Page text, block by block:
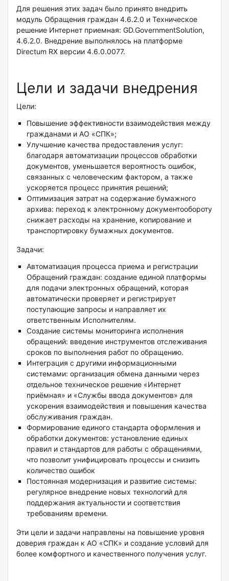
Для решения этих задач было принято внедрить
модуль Обращения граждан 4.6.2.0 и Техническое
решение Интернет приемная: GD.GovernmentSolution,
4.6.2.0. Внедрение выполнялось на платформе
Directum RX версии 4.6.0.0077.
Цели и задачи внедрения
Цели:
Повышение эффективности взаимодействия между
гражданами и АО «СПК»;
Улучшение качества предоставления услуг:
благодаря автоматизации процессов обработки
документов, уменьшается вероятность ошибок,
связанных с человеческим фактором, а также
ускоряется процесс принятия решений;
Оптимизация затрат на содержание бумажного
архива: переход к электронному документообороту
снижает расходы на хранение, копирование и
транспортировку бумажных документов.
Задачи:
Автоматизация процесса приема и регистрации
Обращений граждан: cоздание единой платформы
для подачи электронных обращений, которая
автоматически проверяет и регистрирует
поступающие запросы и направляет их
ответственным Исполнителям.
Создание системы мониторинга исполнения
обращений: введение инструментов отслеживания
сроков по выполнения работ по обращению.
Интеграция с другими информационными
системами: организация обмена данными через
отдельное техническое решение «Интернет
приёмная» и «Службы ввода документов» для
ускорения взаимодействия и повышения качества
обслуживания граждан.
Формирование единого стандарта оформления и
обработки документов: установление единых
правил и стандартов для работы с обращениями,
что позволит унифицировать процессы и снизить
количество ошибок
Постоянная модернизация и развитие системы:
регулярное внедрение новых технологий для
поддержания актуальности и соответствия
требованиям времени.
Эти цели и задачи направлены на повышение уровня
доверия граждан к АО «СПК» и создание условий для
более комфортного и качественного получения услуг.